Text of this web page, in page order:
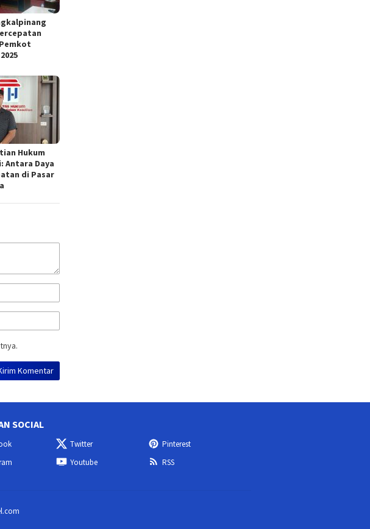
Hukum
Antara Daya
di Pasar
SOCIAL
Twitter
Pinterest
Youtube RSS